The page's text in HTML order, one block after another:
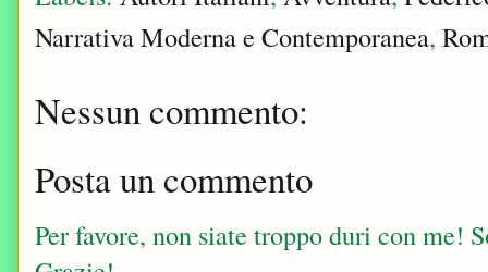
Narrativa Moderna e Contemporanea,
Nessun commento:
Posta un commento
Per favore, non siate troppo duri con